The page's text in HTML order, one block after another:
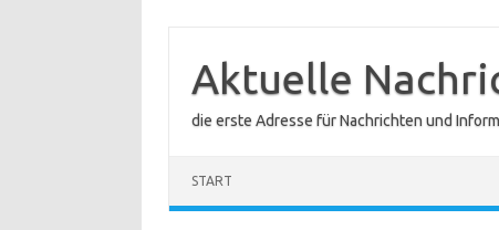
springen
Aktuelle
die erste Adresse für Nachrichten und
START